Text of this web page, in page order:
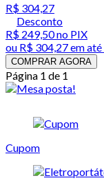
R$ 304,27
Desconto
R$ 249,50no PIX
ou R$ 304,27em até
COMPRAR AGORA
Página 1 de 1
Cupom